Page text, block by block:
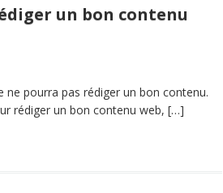
un bon contenu
pourra pas rédiger un bon contenu.
rédiger un bon contenu web, […]